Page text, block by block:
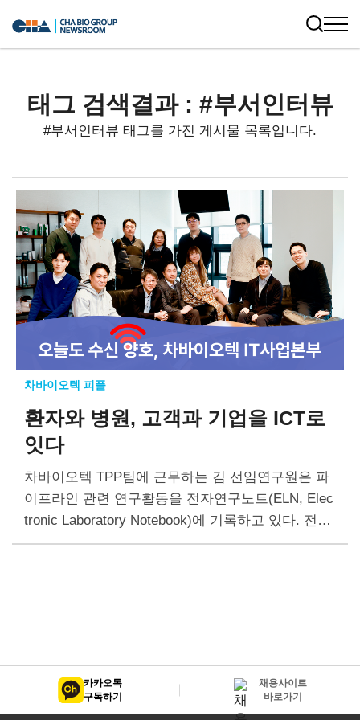
태그 검색결과 : #부서인터뷰
#부서인터뷰 태그를 가진 게시물 목록입니다.
차바이오텍 피플
환자와 병원, 고객과 기업을 ICT로
잇다
차바이오텍 TPP팀에 근무하는 김 선임연구원은 파
이프라인 관련 연구활동을 전자연구노트(ELN, Elec
tronic Laboratory Notebook)에 기록하고 있다. 전자
연구노트를 활용해 동료 연구원뿐만 아니라 유관 부
카카오톡
구독하기
채용사이트
바로가기